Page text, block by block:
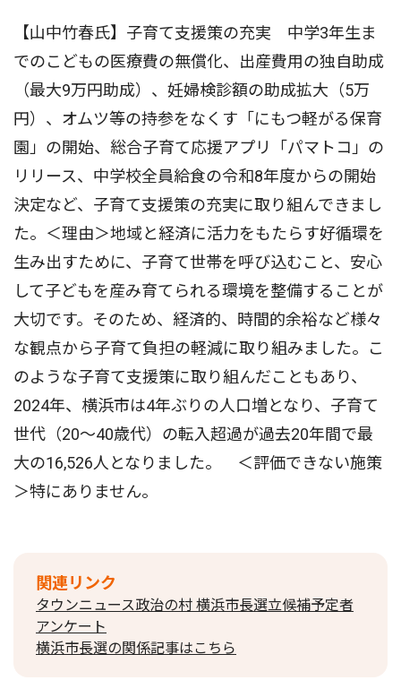
【山中竹春氏】子育て支援策の充実 中学3年生ま
でのこどもの医療費の無償化、出産費用の独自助成
（最大9万円助成）、妊婦検診額の助成拡大（5万
円）、オムツ等の持参をなくす「にもつ軽がる保育
園」の開始、総合子育て応援アプリ「パマトコ」の
リリース、中学校全員給食の令和8年度からの開始
決定など、子育て支援策の充実に取り組んできまし
た。＜理由＞地域と経済に活力をもたらす好循環を
生み出すために、子育て世帯を呼び込むこと、安心
して子どもを産み育てられる環境を整備することが
大切です。そのため、経済的、時間的余裕など様々
な観点から子育て負担の軽減に取り組みました。こ
のような子育て支援策に取り組んだこともあり、
2024年、横浜市は4年ぶりの人口増となり、子育て
世代（20〜40歳代）の転入超過が過去20年間で最
大の16,526人となりました。 ＜評価できない施策
＞特にありません。
関連リンク
タウンニュース政治の村 横浜市長選立候補予定者
アンケート
横浜市長選の関係記事はこちら